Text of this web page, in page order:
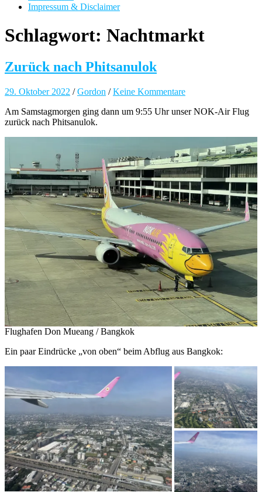
Impressum & Disclaimer
Schlagwort: Nachtmarkt
Zurück nach Phitsanulok
29. Oktober 2022 /Gordon /Keine Kommentare
Am Samstagmorgen ging dann um 9:55 Uhr unser NOK-Air Flug
zurück nach Phitsanulok.
Flughafen Don Mueang / Bangkok
Ein paar Eindrücke „von oben“ beim Abflug aus Bangkok: